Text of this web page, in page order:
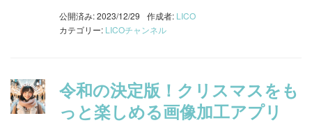
公開済み: 2023/12/29 作成者: LICO
カテゴリー: LICOチャンネル
令和の決定版！クリスマスをも
っと楽しめる画像加工アプリ